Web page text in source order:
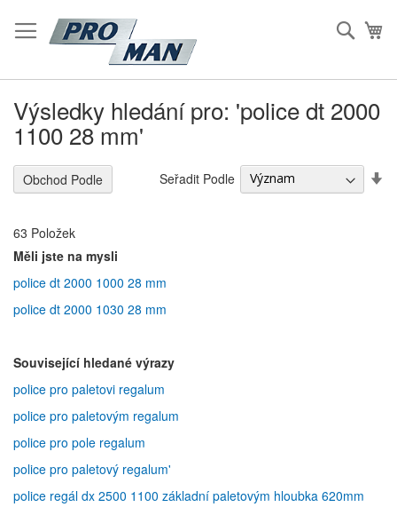
na
Obsah
Výsledky hledání pro: 'police dt 2000
1100 28 mm'
63 Položek
Seřadit Podle
Měli jste na mysli
police dt 2000 1000 28 mm
police dt 2000 1030 28 mm
Související hledané výrazy
police pro paletovi regalum
police pro paletovým regalum
police pro pole regalum
police pro paletový regalum'
police regál dx 2500 1100 základní paletovým hloubka 620mm
Obchod Podle